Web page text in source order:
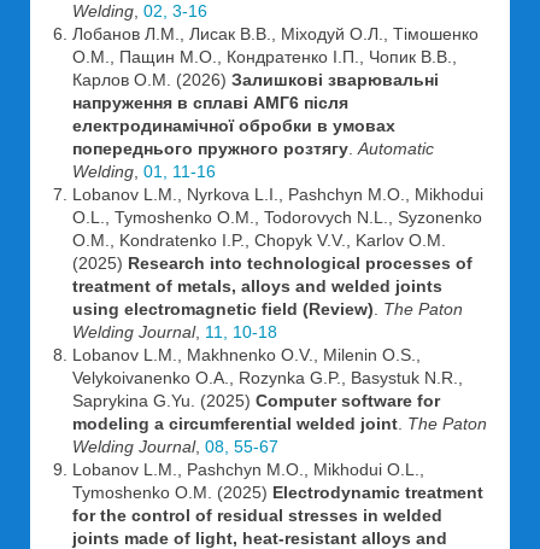
Welding 02, 3-16
Лобанов Л.М., Лисак В.В., Міходуй О.Л., Тімошенко
О.М., Пащин М.О., Кондратенко І.П., Чопик В.В.,
Карлов О.М. (2026) Залишкові зварювальні
напруження в сплаві АМГ6 після
електродинамічної обробки в умовах
попереднього пружного розтягу Automatic
Welding 01, 11-16
Lobanov L.M., Nyrkova L.I., Pashchyn M.O., Mikhodui
O.L., Tymoshenko O.M., Todorovych N.L., Syzonenko
O.M., Kondratenko I.P., Chopyk V.V., Karlov O.M.
(2025) Research into technological processes of
treatment of metals, alloys and welded joints
using electromagnetic field (Review)
The Paton
Welding Journal, 11, 10-18
Lobanov L.M., Makhnenko O.V., Milenin O.S.,
Velykoivanenko O.A., Rozynka G.P., Basystuk N.R.,
Saprykina G.Yu. (2025) Computer software for
modeling a circumferential welded joint The Paton
Welding Journal, 08, 55-67
Lobanov L.M., Pashchyn M.O., Mikhodui O.L.,
Tymoshenko O.M. (2025) Electrodynamic treatment
for the control of residual stresses in welded
joints made of light, heat-resistant alloys and